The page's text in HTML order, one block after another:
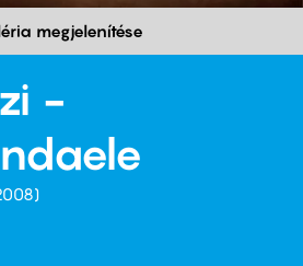
megjelenítése
-